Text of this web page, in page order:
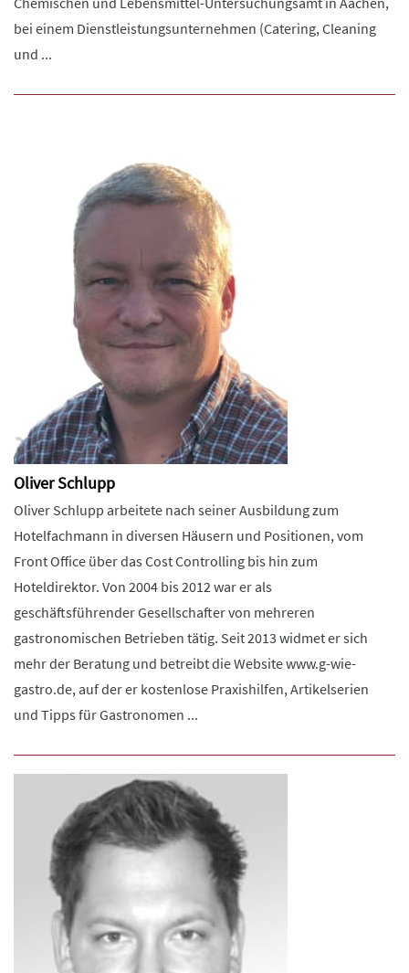
bei einem Dienstleistungsunternehmen (Catering, Cleaning
und ...
Oliver Schlupp
Oliver Schlupp arbeitete nach seiner Ausbildung zum
Hotelfachmann in diversen Häusern und Positionen, vom
Front Office über das Cost Controlling bis hin zum
Hoteldirektor. Von 2004 bis 2012 war er als
geschäftsführender Gesellschafter von mehreren
gastronomischen Betrieben tätig. Seit 2013 widmet er sich
mehr der Beratung und betreibt die Website www.g-wie-
gastro.de, auf der er kostenlose Praxishilfen, Artikelserien
und Tipps für Gastronomen ...